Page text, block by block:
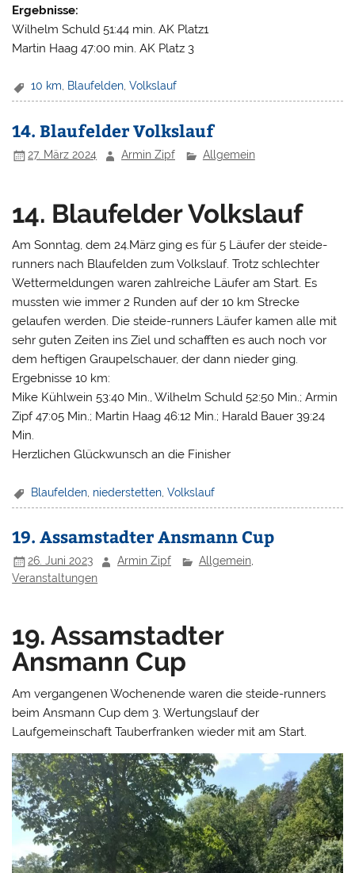
Ergebnisse:
Wilhelm Schuld 51:44 min. AK Platz1
Martin Haag 47:00 min. AK Platz 3
10 km, Blaufelden,Volkslauf
14. Blaufelder Volkslauf
27. März 2024 Armin Zipf Allgemein
14. Blaufelder Volkslauf
Am Sonntag, dem 24.März ging es für 5 Läufer der steide-
runners nach Blaufelden zum Volkslauf. Trotz schlechter
Wettermeldungen waren zahlreiche Läufer am Start. Es
mussten wie immer 2 Runden auf der 10 km Strecke
gelaufen werden. Die steide-runners Läufer kamen alle mit
sehr guten Zeiten ins Ziel und schafften es auch noch vor
dem heftigen Graupelschauer, der dann nieder ging.
Ergebnisse 10 km:
Mike Kühlwein 53:40 Min., Wilhelm Schuld 52:50 Min.; Armin
Zipf 47:05 Min.; Martin Haag 46:12 Min.; Harald Bauer 39:24
Min.
Herzlichen Glückwunsch an die Finisher
Blaufelden niederstetten ,Volkslauf
19. Assamstadter Ansmann Cup
26. Juni 2023 Armin Zipf Allgemein,
Veranstaltungen
19. Assamstadter
Ansmann Cup
Am vergangenen Wochenende waren die steide-runners
beim Ansmann Cup dem 3. Wertungslauf der
Laufgemeinschaft Tauberfranken wieder mit am Start.